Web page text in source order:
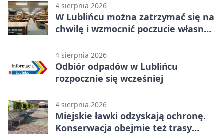
4 sierpnia 2026
W Lublińcu można zatrzymać się na
chwilę i wzmocnić poczucie własnej
4 sierpnia 2026
Odbiór odpadów w Lublińcu
rozpocznie się wcześniej
4 sierpnia 2026
Miejskie ławki odzyskają ochronę.
Konserwacja obejmie też trasy